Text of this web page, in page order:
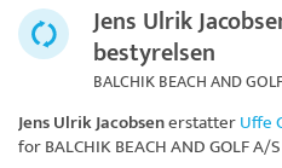
Jens Ulrik
bestyrelsen
BALCHIK BEACH AND
Jens Ulrik JacobsenerstatterUffe
forBALCHIK BEACH AND GOLF A/S